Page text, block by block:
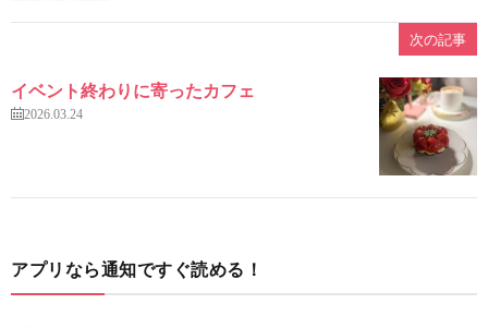
次の記事
イベント終わりに寄ったカフェ
2026.03.24
アプリなら通知ですぐ読める！